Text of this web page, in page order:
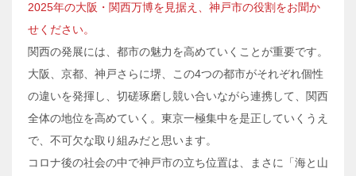
2025年の大阪・関西万博を見据え、神戸市の役割をお聞か
せください。
関西の発展には、都市の魅力を高めていくことが重要です。
大阪、京都、神戸さらに堺、この4つの都市がそれぞれ個性
の違いを発揮し、切磋琢磨し競い合いながら連携して、関西
全体の地位を高めていく。東京一極集中を是正していくうえ
で、不可欠な取り組みだと思います。
コロナ後の社会の中で神戸市の立ち位置は、まさに「海と山